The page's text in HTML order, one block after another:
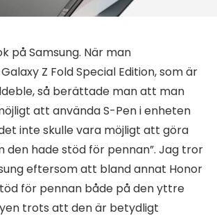
på Samsung. När man
Z Fold Special Edition, som är
så berättade man att man
att använda S-Pen i enheten
inte skulle vara möjligt att göra
den hade stöd för pennan”. Jag tror
eftersom att bland annat Honor
för pennan både på den yttre
trots att den är betydligt